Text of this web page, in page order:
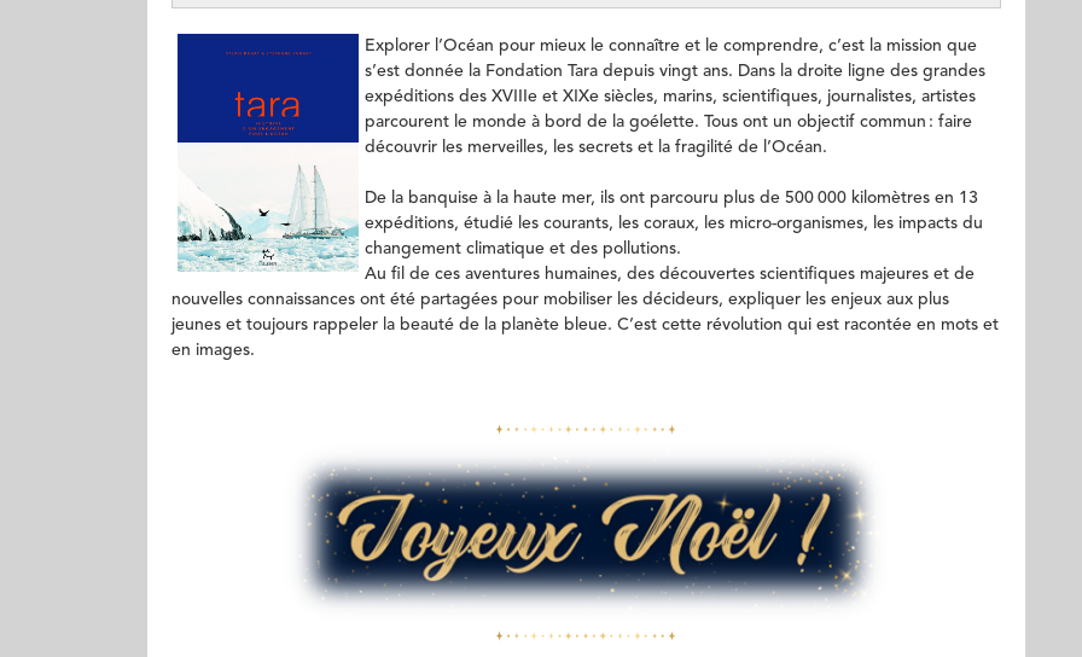
Explorer l’Océan pour mieux le connaître et le comprendre, c’est la mission que
s’est donnée la Fondation Tara depuis vingt ans. Dans la droite ligne des grandes
expéditions des XVIIIe et XIXe siècles, marins, scientifiques, journalistes, artistes
parcourent le monde à bord de la goélette. Tous ont un objectif commun : faire
découvrir les merveilles, les secrets et la fragilité de l’Océan.
De la banquise à la haute mer, ils ont parcouru plus de 500 000 kilomètres en 13
expéditions, étudié les courants, les coraux, les micro-organismes, les impacts du
changement climatique et des pollutions.
Au fil de ces aventures humaines, des découvertes scientifiques majeures et de
nouvelles connaissances ont été partagées pour mobiliser les décideurs, expliquer les enjeux aux plus
jeunes et toujours rappeler la beauté de la planète bleue. C’est cette révolution qui est racontée en mots et
en images.